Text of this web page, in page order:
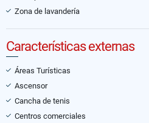
Zona de lavandería
Características externas
Áreas Turísticas
Ascensor
Cancha de tenis
Centros comerciales